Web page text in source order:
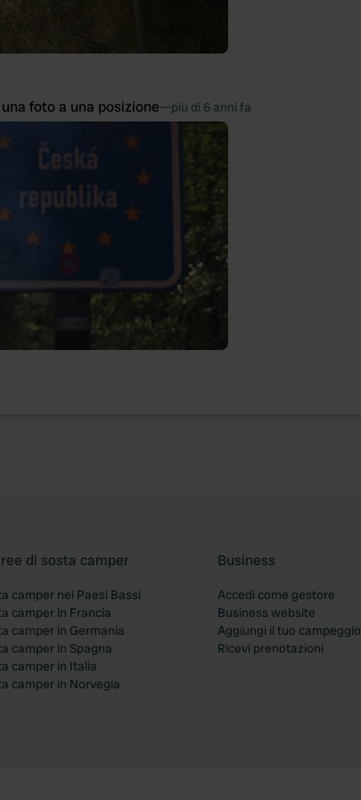
foto a una posizione—più di 6 anni fa
di sosta camper
camper nei Paesi Bassi
camper in Francia
camper in Germania
camper in Spagna
camper in Italia
camper in Norvegia
Business
Accedi come gestore
Business website
Aggiungi il tuo campeggio
Ricevi prenotazioni